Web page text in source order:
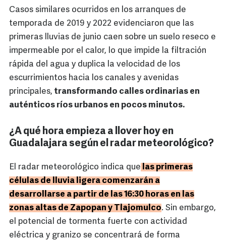
Casos similares ocurridos en los arranques de
temporada de 2019 y 2022 evidenciaron que las
primeras lluvias de junio caen sobre un suelo reseco e
impermeable por el calor, lo que impide la filtración
rápida del agua y duplica la velocidad de los
escurrimientos hacia los canales y avenidas
principales, transformando calles ordinarias en
auténticos ríos urbanos en pocos minutos.
¿A qué hora empieza a llover hoy en
Guadalajara según el radar meteorológico?
El radar meteorológico indica que las primeras
células de lluvia ligera comenzarán a
desarrollarse a partir de las 16:30 horas en las
zonas altas de Zapopan y Tlajomulco. Sin embargo,
el potencial de tormenta fuerte con actividad
eléctrica y granizo se concentrará de forma